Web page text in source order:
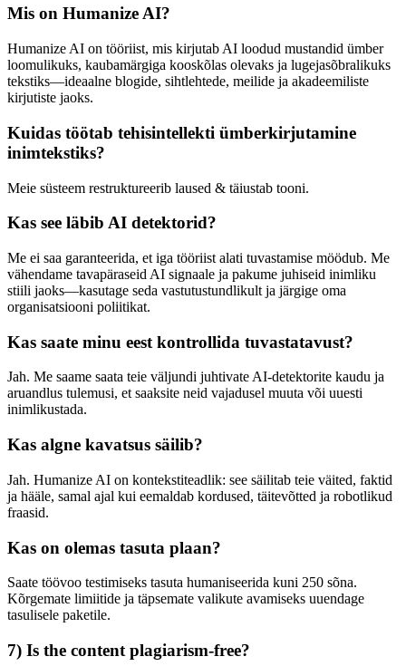
Mis on Humanize AI?
Humanize AI on tööriist, mis kirjutab AI loodud mustandid ümber
loomulikuks, kaubamärgiga kooskõlas olevaks ja lugejasõbralikuks
tekstiks—ideaalne blogide, sihtlehtede, meilide ja akadeemiliste
kirjutiste jaoks.
Kuidas töötab tehisintellekti ümberkirjutamine
inimtekstiks?
Meie süsteem restruktureerib laused & täiustab tooni.
Kas see läbib AI detektorid?
Me ei saa garanteerida, et iga tööriist alati tuvastamise möödub. Me
vähendame tavapäraseid AI signaale ja pakume juhiseid inimliku
stiili jaoks—kasutage seda vastutustundlikult ja järgige oma
organisatsiooni poliitikat.
Kas saate minu eest kontrollida tuvastatavust?
Jah. Me saame saata teie väljundi juhtivate AI-detektorite kaudu ja
aruandlus tulemusi, et saaksite neid vajadusel muuta või uuesti
inimlikustada.
Kas algne kavatsus säilib?
Jah. Humanize AI on kontekstiteadlik: see säilitab teie väited, faktid
ja hääle, samal ajal kui eemaldab kordused, täitevõtted ja robotlikud
fraasid.
Kas on olemas tasuta plaan?
Saate töövoo testimiseks tasuta humaniseerida kuni 250 sõna.
Kõrgemate limiitide ja täpsemate valikute avamiseks uuendage
tasulisele paketile.
7) Is the content plagiarism-free?